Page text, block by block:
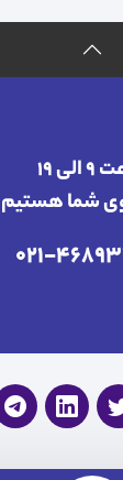
۱۹
شما هستیم
021-